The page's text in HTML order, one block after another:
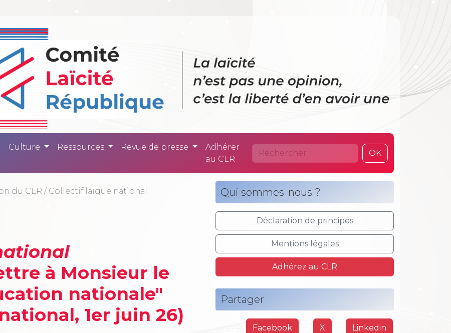
République - La laïcité
Culture Ressources Revue de presse
Adhérer
au CLR
OK
du CLR / Collectif laïque national
à Monsieur le
nationale"
1er juin 26)
Qui sommes-nous ?
Déclaration de principes
Mentions légales
Adhérez au CLR
Partager
Facebook X Linkedin